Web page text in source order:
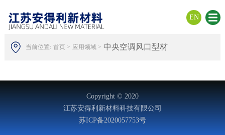
EN
当前位置: 首页 > 应用领域 > 中央空调风口型材
Copyright © 2020
江苏安得利新材料科技有限公司
苏ICP备2020057753号